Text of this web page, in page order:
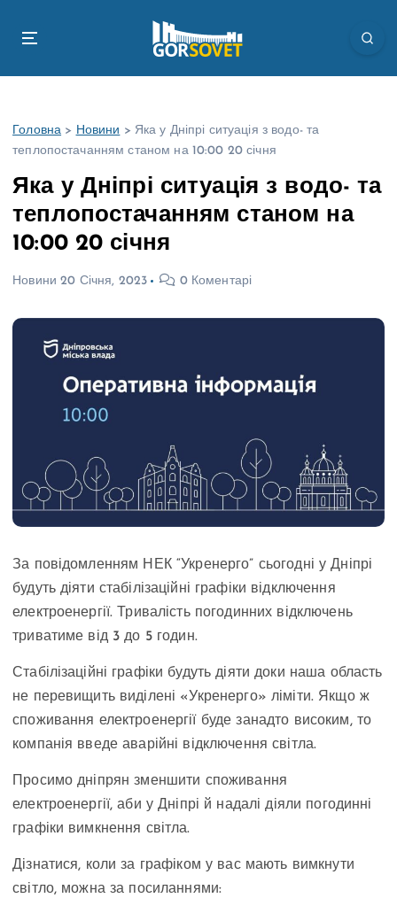
Головна > Новини > Яка у Дніпрі ситуація з водо- та
теплопостачанням станом на 10:00 20 січня
Яка у Дніпрі ситуація з водо- та
теплопостачанням станом на
10:00 20 січня
Новини 20 Січня, 2023 0 Коментарі
За повідомленням НЕК “Укренерго” сьогодні у Дніпрі
будуть діяти стабілізаційні графіки відключення
електроенергії. Тривалість погодинних відключень
триватиме від 3 до 5 годин.
Стабілізаційні графіки будуть діяти доки наша область
не перевищить виділені «Укренерго» ліміти. Якщо ж
споживання електроенергії буде занадто високим, то
компанія введе аварійні відключення світла.
Просимо дніпрян зменшити споживання
електроенергії, аби у Дніпрі й надалі діяли погодинні
графіки вимкнення світла.
Дізнатися, коли за графіком у вас мають вимкнути
світло, можна за посиланнями: